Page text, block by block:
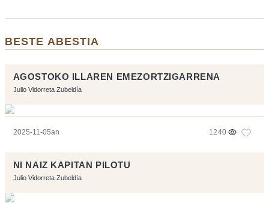
BESTE ABESTIA
AGOSTOKO ILLAREN EMEZORTZIGARRENA
Julio Vidorreta Zubeldía
2025-11-05an 1240
NI NAIZ KAPITAN PILOTU
Julio Vidorreta Zubeldía